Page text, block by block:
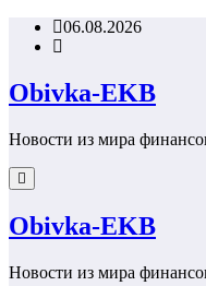
Перейти06.08.2026
Obivka-EKB
Новости из мира
Obivka-EKB
Новости из мира